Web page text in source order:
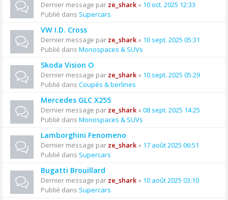
Dernier message par ze_shark« 10 oct. 2025 12:33
Publié dans Supercars
VW I.D. Cross
Dernier message par ze_shark« 10 sept. 2025 05:31
Publié dans Monospaces & SUVs
Skoda Vision O
Dernier message par ze_shark« 10 sept. 2025 05:29
Publié dans Coupés & berlines
Mercedes GLC X255
Dernier message par ze_shark« 08 sept. 2025 14:25
Publié dans Monospaces & SUVs
Lamborghini Fenomeno
Dernier message par ze_shark« 17 août 2025 06:51
Publié dans Supercars
Bugatti Brouillard
Dernier message par ze_shark« 10 août 2025 03:10
Publié dans Supercars